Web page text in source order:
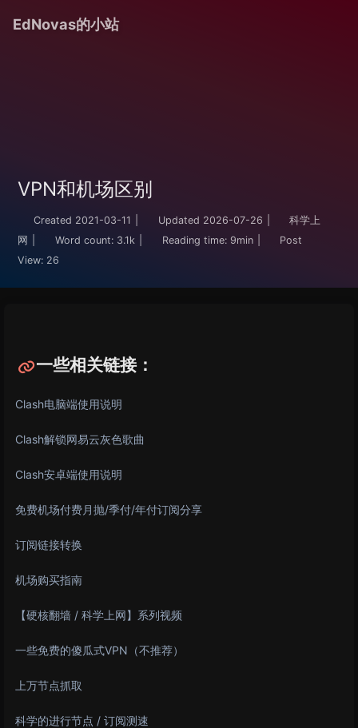
EdNovas的小站
VPN和机场区别
Created 2021-03-11 Updated 2026-07-26
科学上
网
Word count: 3.1k Reading time: 9min
Post
View: 26
一些相关链接：
Clash电脑端使用说明
Clash解锁网易云灰色歌曲
Clash安卓端使用说明
免费机场付费月抛/季付/年付订阅分享
订阅链接转换
机场购买指南
【硬核翻墙 / 科学上网】系列视频
一些免费的傻瓜式VPN（不推荐）
上万节点抓取
科学的进行节点 / 订阅测速